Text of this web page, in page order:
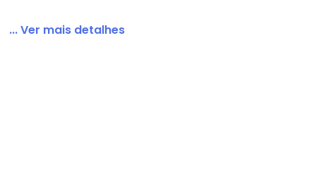
... Ver mais detalhes